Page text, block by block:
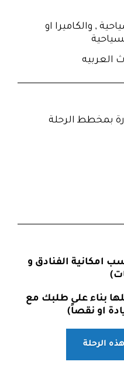
, والكاميرا او
العربيه
بمخطط الرحلة
امكانية الفنادق و
بناء على طلبك مع
او نقصاً)
الرحلة